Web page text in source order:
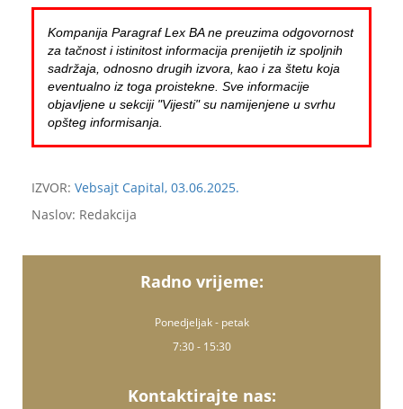
Kompanija Paragraf Lex BA ne preuzima odgovornost
za tačnost i istinitost informacija prenijetih iz spoljnih
sadržaja, odnosno drugih izvora, kao i za štetu koja
eventualno iz toga proistekne. Sve informacije
objavljene u sekciji "Vijesti" su namijenjene u svrhu
opšteg informisanja.
IZVOR: Vebsajt Capital, 03.06.2025.
Naslov: Redakcija
Radno vrijeme:
Ponedjeljak - petak
7:30 - 15:30
Kontaktirajte nas: